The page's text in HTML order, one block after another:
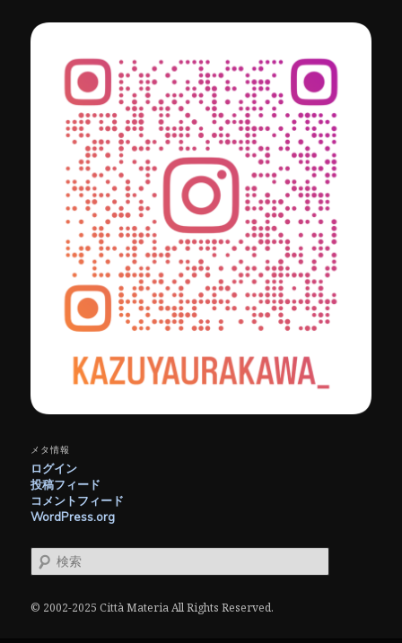
メタ情報
ログイン
投稿フィード
コメントフィード
WordPress.org
検
索
© 2002-2025 Città Materia All Rights Reserved.